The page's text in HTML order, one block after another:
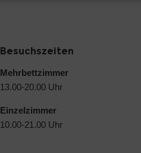
Besuchszeiten
Mehrbettzimmer
13.00-20.00 Uhr
Einzelzimmer
10.00-21.00 Uhr